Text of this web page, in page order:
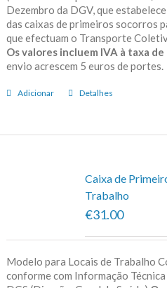
Dezembro da DGV, que
das caixas de primeiros socorros
que efectuam o Transporte
Os valores incluem IVA à taxa de
envio acrescem 5 euros de
Adicionar Detalhes
Caixa de
Trabalho
€31.00
Modelo para Locais de Trabalho
conforme com Informação